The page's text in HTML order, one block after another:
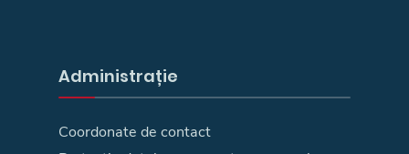
Administrație
Coordonate de contact